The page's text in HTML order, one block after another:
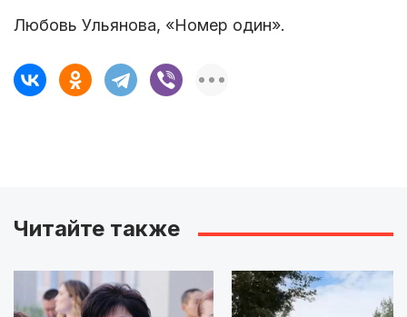
Любовь Ульянова, «Номер один».
Читайте также